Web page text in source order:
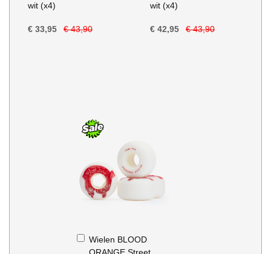
wit (x4)
€ 33,95 € 43,90
wit (x4)
€ 42,95 € 43,90
Wielen BLOOD
In
Winkelwagen